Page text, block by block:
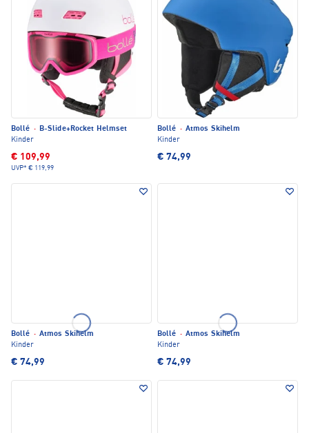
Bollé · B-Slide+Rocket Helmset
Kinder
€ 109,99
UVP* € 119,99
Bollé · Atmos Skihelm
Kinder
€ 74,99
Bollé · Atmos Skihelm
Kinder
€ 74,99
Bollé · Atmos Skihelm
Kinder
€ 74,99